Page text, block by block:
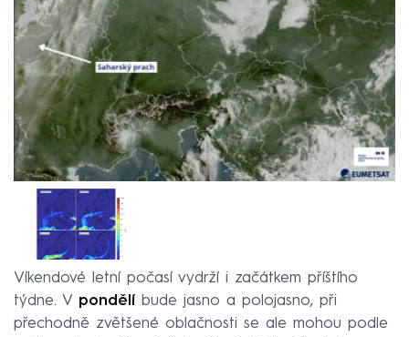
Víkendové letní počasí vydrží i začátkem příštího
týdne. V pondělí bude jasno a polojasno, při
přechodně zvětšené oblačnosti se ale mohou podle